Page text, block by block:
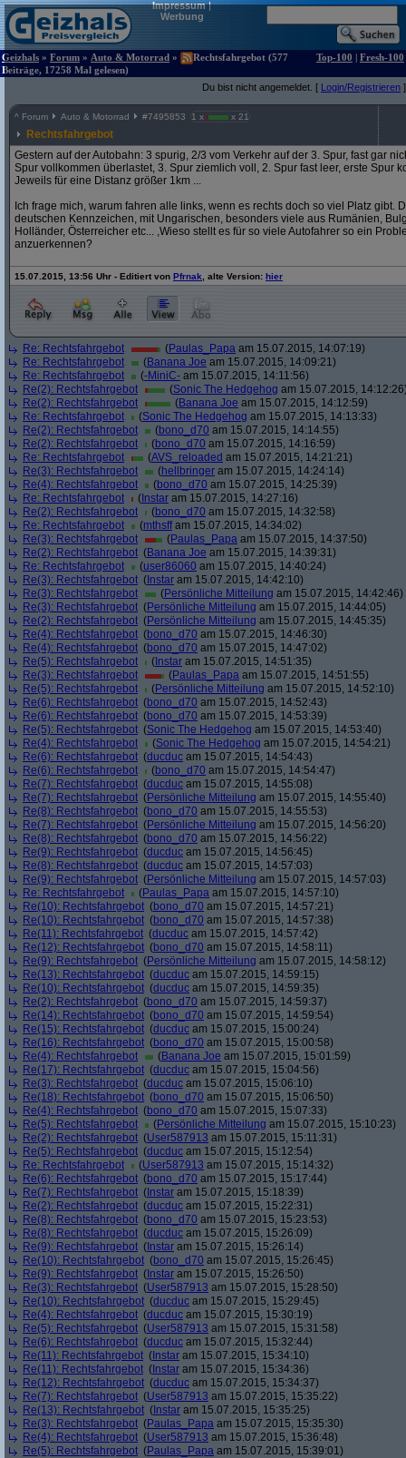
Impressum|
Werbung
Geizhals » Forum » Auto & Motorrad »
Rechtsfahrgebot (577
Beiträge, 17258 Mal gelesen)
Top-100 | Fresh-100
Du bist nicht angemeldet. [ Login/Registrieren ]
^ Forum Auto & Motorrad #7495853 1 x x 21
Rechtsfahrgebot
Gestern auf der Autobahn: 3 spurig, 2/3 vom Verkehr auf der 3. Spur, fast gar
Spur vollkommen überlastet, 3. Spur ziemlich voll, 2. Spur fast leer, erste Spur
Jeweils für eine Distanz größer 1km ...
Ich frage mich, warum fahren alle links, wenn es rechts doch so viel Platz gibt.
deutschen Kennzeichen, mit Ungarischen, besonders viele aus Rumänien,
Holländer, Österreicher etc... ,Wieso stellt es für so viele Autofahrer so ein
anzuerkennen?
15.07.2015, 13:56 Uhr - Editiert von Pfrnak , alte Version: hier
Re: Rechtsfahrgebot (Paulas_Papa am 15.07.2015, 14:07:19)
Re: Rechtsfahrgebot
(Banana Joe am 15.07.2015, 14:09:21)
Re: Rechtsfahrgebot
(-MiniC- am 15.07.2015, 14:11:56)
Re(2): Rechtsfahrgebot
(Sonic The Hedgehog am 15.07.2015,
Re(2): Rechtsfahrgebot
(Banana Joe am 15.07.2015, 14:12:59)
Re: Rechtsfahrgebot
(Sonic The Hedgehog am 15.07.2015, 14:13:33)
Re(2): Rechtsfahrgebot
(bono_d70 am 15.07.2015, 14:14:55)
Re(2): Rechtsfahrgebot
(bono_d70 am 15.07.2015, 14:16:59)
Re: Rechtsfahrgebot
(AVS_reloaded am 15.07.2015, 14:21:21)
Re(3): Rechtsfahrgebot
(hellbringer am 15.07.2015, 14:24:14)
Re(4): Rechtsfahrgebot
(bono_d70 am 15.07.2015, 14:25:39)
Re: Rechtsfahrgebot
( Instar am 15.07.2015, 14:27:16)
Re(2): Rechtsfahrgebot
(bono_d70 am 15.07.2015, 14:32:58)
Re: Rechtsfahrgebot
(mthsffam 15.07.2015, 14:34:02)
Re(3): Rechtsfahrgebot
(Paulas_Papa am 15.07.2015, 14:37:50)
Re(2): Rechtsfahrgebot (Banana Joe am 15.07.2015, 14:39:31)
Re: Rechtsfahrgebot
(user86060 am 15.07.2015, 14:40:24)
Re(3): Rechtsfahrgebot ( Instar am 15.07.2015, 14:42:10)
Re(3): Rechtsfahrgebot
(Persönliche Mitteilung am 15.07.2015, 14:42:46)
Re(3): Rechtsfahrgebot (Persönliche Mitteilung am 15.07.2015, 14:44:05)
Re(2): Rechtsfahrgebot (Persönliche Mitteilung am 15.07.2015, 14:45:35)
Re(4): Rechtsfahrgebot (bono_d70 am 15.07.2015, 14:46:30)
Re(4): Rechtsfahrgebot (bono_d70 am 15.07.2015, 14:47:02)
Re(5): Rechtsfahrgebot
( Instar am 15.07.2015, 14:51:35)
Re(3): Rechtsfahrgebot
(Paulas_Papa am 15.07.2015, 14:51:55)
Re(5): Rechtsfahrgebot
(Persönliche Mitteilung am 15.07.2015, 14:52:10)
Re(6): Rechtsfahrgebot (bono_d70 am 15.07.2015, 14:52:43)
Re(6): Rechtsfahrgebot (bono_d70 am 15.07.2015, 14:53:39)
Re(5): Rechtsfahrgebot (Sonic The Hedgehog am 15.07.2015, 14:53:40)
Re(4): Rechtsfahrgebot
(Sonic The Hedgehog am 15.07.2015, 14:54:21)
Re(6): Rechtsfahrgebot (ducduc am 15.07.2015, 14:54:43)
Re(6): Rechtsfahrgebot
(bono_d70 am 15.07.2015, 14:54:47)
Re(7): Rechtsfahrgebot (ducduc am 15.07.2015, 14:55:08)
Re(7): Rechtsfahrgebot (Persönliche Mitteilung am 15.07.2015, 14:55:40)
Re(8): Rechtsfahrgebot (bono_d70 am 15.07.2015, 14:55:53)
Re(7): Rechtsfahrgebot (Persönliche Mitteilung am 15.07.2015, 14:56:20)
Re(8): Rechtsfahrgebot (bono_d70 am 15.07.2015, 14:56:22)
Re(9): Rechtsfahrgebot (ducduc am 15.07.2015, 14:56:45)
Re(8): Rechtsfahrgebot (ducduc am 15.07.2015, 14:57:03)
Re(9): Rechtsfahrgebot (Persönliche Mitteilung am 15.07.2015, 14:57:03)
Re: Rechtsfahrgebot
(Paulas_Papa am 15.07.2015, 14:57:10)
Re(10): Rechtsfahrgebot (bono_d70 am 15.07.2015, 14:57:21)
Re(10): Rechtsfahrgebot (bono_d70 am 15.07.2015, 14:57:38)
Re(11): Rechtsfahrgebot (ducduc am 15.07.2015, 14:57:42)
Re(12): Rechtsfahrgebot (bono_d70 am 15.07.2015, 14:58:11)
Re(9): Rechtsfahrgebot (Persönliche Mitteilung am 15.07.2015, 14:58:12)
Re(13): Rechtsfahrgebot (ducduc am 15.07.2015, 14:59:15)
Re(10): Rechtsfahrgebot (ducduc am 15.07.2015, 14:59:35)
Re(2): Rechtsfahrgebot (bono_d70 am 15.07.2015, 14:59:37)
Re(14): Rechtsfahrgebot (bono_d70 am 15.07.2015, 14:59:54)
Re(15): Rechtsfahrgebot (ducduc am 15.07.2015, 15:00:24)
Re(16): Rechtsfahrgebot (bono_d70 am 15.07.2015, 15:00:58)
Re(4): Rechtsfahrgebot
(Banana Joe am 15.07.2015, 15:01:59)
Re(17): Rechtsfahrgebot (ducduc am 15.07.2015, 15:04:56)
Re(3): Rechtsfahrgebot (ducduc am 15.07.2015, 15:06:10)
Re(18): Rechtsfahrgebot (bono_d70 am 15.07.2015, 15:06:50)
Re(4): Rechtsfahrgebot (bono_d70 am 15.07.2015, 15:07:33)
Re(5): Rechtsfahrgebot
(Persönliche Mitteilung am 15.07.2015, 15:10:23)
Re(2): Rechtsfahrgebot (User587913 am 15.07.2015, 15:11:31)
Re(5): Rechtsfahrgebot (ducduc am 15.07.2015, 15:12:54)
Re: Rechtsfahrgebot
(User587913 am 15.07.2015, 15:14:32)
Re(6): Rechtsfahrgebot (bono_d70 am 15.07.2015, 15:17:44)
Re(7): Rechtsfahrgebot ( Instar am 15.07.2015, 15:18:39)
Re(2): Rechtsfahrgebot (ducduc am 15.07.2015, 15:22:31)
Re(8): Rechtsfahrgebot (bono_d70 am 15.07.2015, 15:23:53)
Re(8): Rechtsfahrgebot (ducduc am 15.07.2015, 15:26:09)
Re(9): Rechtsfahrgebot ( Instar am 15.07.2015, 15:26:14)
Re(10): Rechtsfahrgebot (bono_d70 am 15.07.2015, 15:26:45)
Re(9): Rechtsfahrgebot ( Instar am 15.07.2015, 15:26:50)
Re(3): Rechtsfahrgebot (User587913 am 15.07.2015, 15:28:50)
Re(10): Rechtsfahrgebot (ducduc am 15.07.2015, 15:29:45)
Re(4): Rechtsfahrgebot (ducduc am 15.07.2015, 15:30:19)
Re(5): Rechtsfahrgebot (User587913 am 15.07.2015, 15:31:58)
Re(6): Rechtsfahrgebot (ducduc am 15.07.2015, 15:32:44)
Re(11): Rechtsfahrgebot ( Instar am 15.07.2015, 15:34:10)
Re(11): Rechtsfahrgebot ( Instar am 15.07.2015, 15:34:36)
Re(12): Rechtsfahrgebot (ducduc am 15.07.2015, 15:34:37)
Re(7): Rechtsfahrgebot (User587913 am 15.07.2015, 15:35:22)
Re(13): Rechtsfahrgebot ( Instar am 15.07.2015, 15:35:25)
Re(3): Rechtsfahrgebot (Paulas_Papa am 15.07.2015, 15:35:30)
Re(4): Rechtsfahrgebot (User587913 am 15.07.2015, 15:36:48)
Re(5): Rechtsfahrgebot (Paulas_Papa am 15.07.2015, 15:39:01)